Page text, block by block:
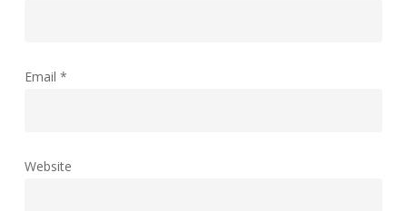
Email *
Website